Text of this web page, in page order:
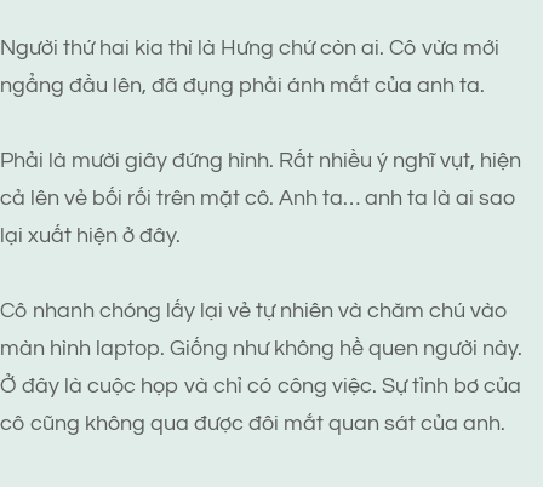
Người thứ hai kia thì là Hưng chứ còn ai. Cô vừa mới
ngẩng đầu lên, đã đụng phải ánh mắt của anh ta.
Phải là mười giây đứng hình. Rất nhiều ý nghĩ vụt, hiện
cả lên vẻ bối rối trên mặt cô. Anh ta… anh ta là ai sao
lại xuất hiện ở đây.
Cô nhanh chóng lấy lại vẻ tự nhiên và chăm chú vào
màn hình laptop. Giống như không hề quen người này.
Ở đây là cuộc họp và chỉ có công việc. Sự tỉnh bơ của
cô cũng không qua được đôi mắt quan sát của anh.